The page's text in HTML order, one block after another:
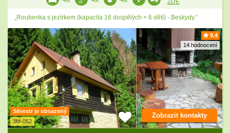
ZDE
„Roubenka s jezírkem (kapacita 16 dospělých + 6 dětí) - Beskydy.“
9.4
14 hodnocení
Silvestr je obsazený
3M-052
Zobrazit kontakty